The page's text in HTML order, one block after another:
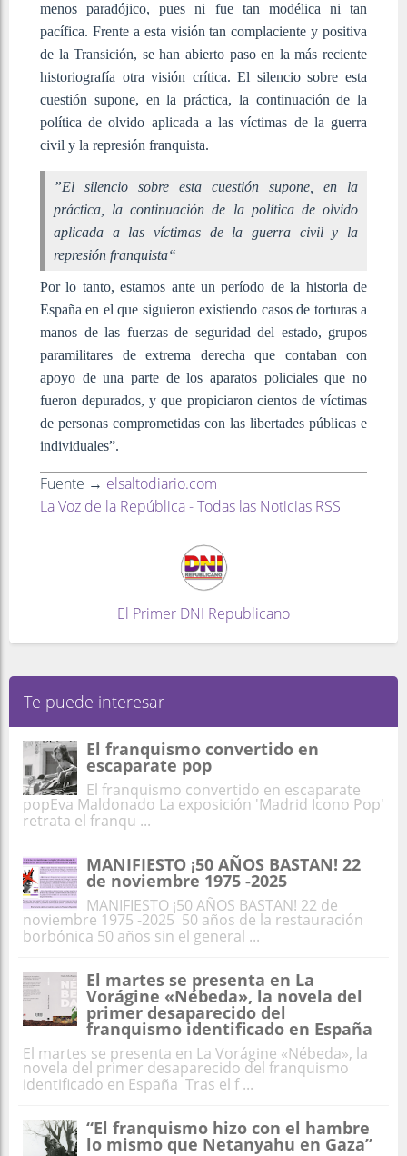
menos paradójico, pues ni fue tan modélica ni tan
pacífica. Frente a esta visión tan complaciente y positiva
de la Transición, se han abierto paso en la más reciente
historiografía otra visión crítica. El silencio sobre esta
cuestión supone, en la práctica, la continuación de la
política de olvido aplicada a las víctimas de la guerra
civil y la represión franquista.
”El silencio sobre esta cuestión supone, en la
práctica, la continuación de la política de olvido
aplicada a las víctimas de la guerra civil y la
represión franquista“
Por lo tanto, estamos ante un período de la historia de
España en el que siguieron existiendo casos de torturas a
manos de las fuerzas de seguridad del estado, grupos
paramilitares de extrema derecha que contaban con
apoyo de una parte de los aparatos policiales que no
fueron depurados, y que propiciaron cientos de víctimas
de personas comprometidas con las libertades públicas e
individuales”.
Fuente → elsaltodiario.com
La Voz de la República - Todas las Noticias RSS
El Primer DNI Republicano
Te puede interesar
El franquismo convertido en
escaparate pop
El franquismo convertido en escaparate
popEva Maldonado La exposición 'Madrid Icono Pop'
retrata el franqu ...
MANIFIESTO ¡50 AÑOS BASTAN! 22
de noviembre 1975 -2025
MANIFIESTO ¡50 AÑOS BASTAN! 22 de
noviembre 1975 -2025 50 años de la restauración
borbónica 50 años sin el general ...
El martes se presenta en La
Vorágine «Nébeda», la novela del
primer desaparecido del
franquismo identificado en España
El martes se presenta en La Vorágine «Nébeda», la
novela del primer desaparecido del franquismo
identificado en España Tras el f ...
“El franquismo hizo con el hambre
lo mismo que Netanyahu en Gaza”